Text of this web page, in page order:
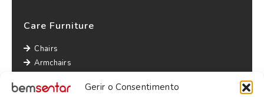
Gerir o Consentimento
Care Furniture
Chairs
Armchairs
Sofas